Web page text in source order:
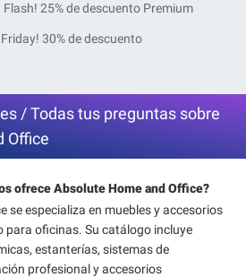
Flash! 25% de descuento Premium
Friday! 30% de descuento
/ Todas tus preguntas sobre
Office
ofrece Absolute Home and Office?
se especializa en muebles y accesorios
para oficinas. Su catálogo incluye
estanterías, sistemas de
profesional y accesorios